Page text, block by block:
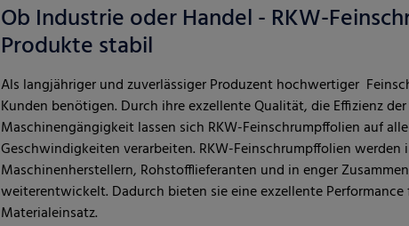
Ob Industrie oder Handel - RKW-
Produkte stabil
Als langjähriger und zuverlässiger Produzent hochwertiger
Kunden benötigen. Durch ihre exzellente Qualität, die Effizienz
Maschinengängigkeit lassen sich RKW-Feinschrumpffolien auf
Geschwindigkeiten verarbeiten. RKW-Feinschrumpffolien
Maschinenherstellern, Rohstofflieferanten und in enger
weiterentwickelt. Dadurch bieten sie eine exzellente
Materialeinsatz.